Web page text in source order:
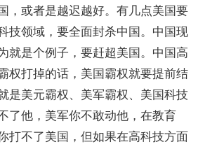
，或者是越迟越好。有几点美国要
技领域，要全面封杀中国。中国现
就是个例子，要赶超美国。中国高
权打掉的话，美国霸权就要提前结
是美元霸权、美军霸权、美国科技
了他，美军你不敢动他，在教育
打不了美国，但如果在高科技方面